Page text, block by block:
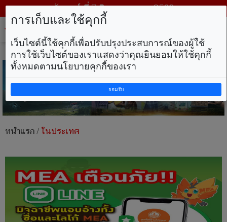
วันศุกร์ ที่ 7 สิงหาคม พ.ศ. 2569
หน้าแรก/ในประเทศ
การเก็บและใช้คุกกี้
เว็บไซต์นี้ใช้คุกกี้เพื่อปรับปรุงประสบการณ์ของผู้ใช้
การใช้เว็บไซต์ของเราแสดงว่าคุณยินยอมให้ใช้คุกกี้
ทั้งหมดตามนโยบายคุกกี้ของเรา
ยอมรับ